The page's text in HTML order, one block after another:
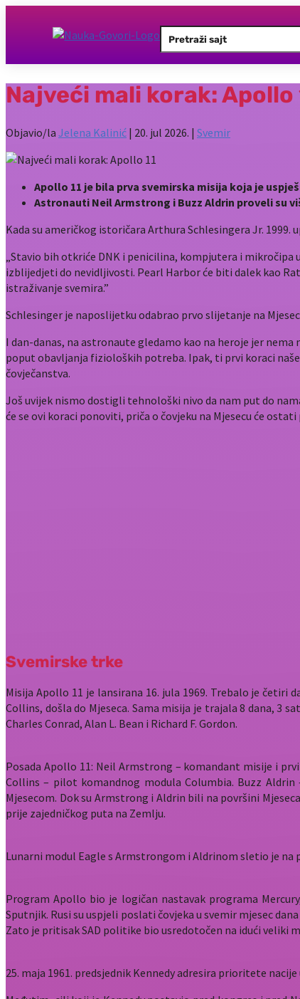
Search
for:
Najveći mali korak: Apollo
Objavio/la Jelena Kalinić | 20. jul 2026. | Svemir
Apollo 11 je bila prva svemirska misija koja je
Astronauti Neil Armstrong i Buzz Aldrin proveli su
Kada su američkog istoričara Arthura Schlesingera Jr.
„Stavio bih otkriće DNK i penicilina, kompjutera i mikročipa
izblijedjeti do nevidljivosti. Pearl Harbor će biti dalek kao
istraživanje svemira.”
Schlesinger je naposlijetku odabrao prvo slijetanje na
I dan-danas, na astronaute gledamo kao na heroje jer
poput obavljanja fizioloških potreba. Ipak, ti prvi koraci
čovječanstva.
Još uvijek nismo dostigli tehnološki nivo da nam put do
će se ovi koraci ponoviti, priča o čovjeku na Mjesecu će
Svemirske trke
Misija Apollo 11 je lansirana 16. jula 1969. Trebalo je četiri
Collins, došla do Mjeseca. Sama misija je trajala 8 dana, 3
Charles Conrad, Alan L. Bean i Richard F. Gordon.
Posada Apollo 11: Neil Armstrong – komandant misije i
Collins – pilot komandnog modula Columbia. Buzz
Mjesecom. Dok su Armstrong i Aldrin bili na površini
prije zajedničkog puta na Zemlju.
Lunarni modul Eagle s Armstrongom i Aldrinom sletio je na
Program Apollo bio je logičan nastavak programa
Sputnjik. Rusi su uspjeli poslati čovjeka u svemir mjesec
Zato je pritisak SAD politike bio usredotočen na idući veliki
25. maja 1961. predsjednik Kennedy adresira prioritete